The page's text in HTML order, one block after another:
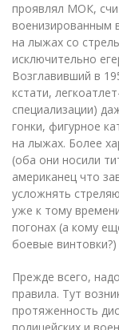
проявлял МОК,
военизированным
на лыжах со
исключительно
Возглавивший в
кстати,
специализации)
гонки, фигурное
на лыжах. Более
(оба они носили
американец что
усложнять
уже к тому
погонах (а кому
боевые
Прежде всего,
правила. Тут
протяженность